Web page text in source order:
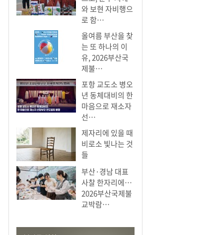
와 보현 자비행으
로 함…
올여름 부산을 찾
는 또 하나의 이
유, 2026부산국
제불…
포항 교도소 병오
년 동체대비의 한
마음으로 재소자
선…
제자리에 있을 때
비로소 빛나는 것
들
부산·경남 대표
사찰 한자리에…
2026부산국제불
교박람…